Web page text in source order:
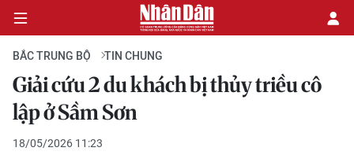
CHÍNH TRỊ
KINH TẾ
BẮC TRUNG BỘ TIN CHUNG
Giải cứu 2 du khách bị thủy triều cô
lập ở Sầm Sơn
18/05/2026 11:23